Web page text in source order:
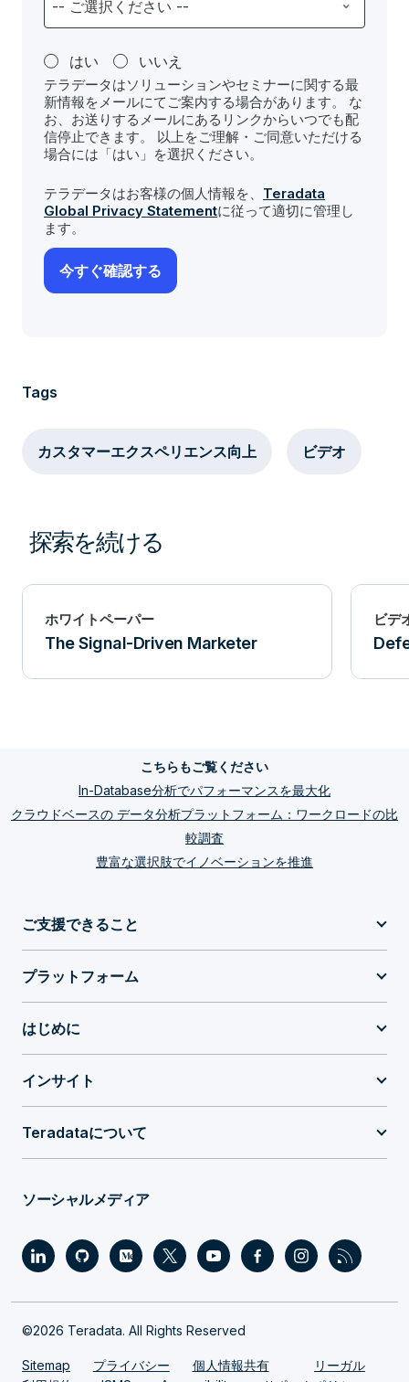
はい いいえ
テラデータはソリューションやセミナーに関する最
新情報をメールにてご案内する場合があります。 な
お、お送りするメールにあるリンクからいつでも配
信停止できます。 以上をご理解・ご同意いただける
場合には「はい」を選択ください。
テラデータはお客様の個人情報を、 Teradata
Global Privacy Statementに従って適切に管理し
ます。
Tags
カスタマーエクスペリエンス向上 ビデオ
探索を続ける
ホワイトペーパー
The Signal-Driven Marketer
ビデ
こちらもご覧ください
In-Database分析でパフォーマンスを最大化
クラウドベースの データ分析プラットフォーム：ワークロードの比
較調査
豊富な選択肢でイノベーションを推進
ご支援できること
プラットフォーム
はじめに
インサイト
Teradataについて
ソーシャルメディア
©2026 Teradata. All Rights Reserved
Sitemap プライバシー 個人情報共有
リーガル